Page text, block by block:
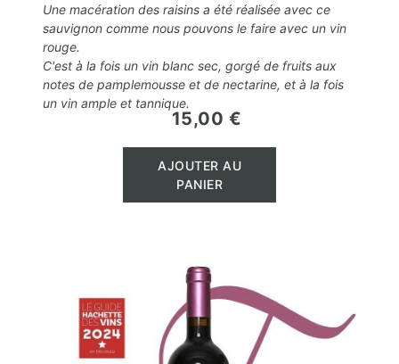
Une macération des raisins a été réalisée avec ce
sauvignon comme nous pouvons le faire avec un vin
rouge.
C'est à la fois un vin blanc sec, gorgé de fruits aux
notes de pamplemousse et de nectarine, et à la fois
un vin ample et tannique.
Prix
15,00 €
AJOUTER AU
PANIER